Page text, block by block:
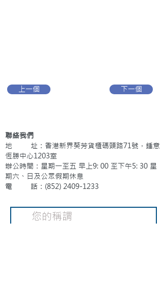
上一個 下一個
聯絡我們
地 址：香港新界葵芳貨櫃碼頭路71號，鍾意
恆勝中心1203室
辦公時間：星期一至五 早上9: 00 至下午5: 30 星
期六、日及公眾假期休息
電 話：(852) 2409-1233